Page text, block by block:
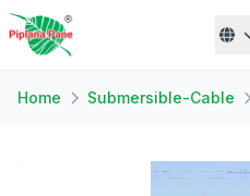
Home Submersible-Cable